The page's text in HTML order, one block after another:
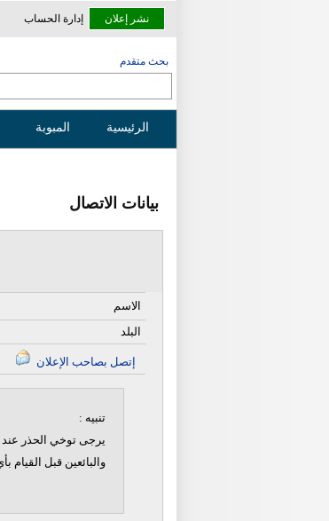
نشر إعلان إدارة الحساب
بحث متقدم
الرئيسية المبوبة
بيانات الاتصال
الاسم
البلد
تنبيه :
يرجى توخي الحذر عند
والبائعين قبل القيام